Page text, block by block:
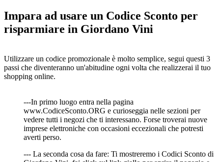
Impara ad usare un Codice Sconto per
risparmiare in Giordano Vini
Utilizzare un codice promozionale è molto semplice, segui questi 3
passi che diventeranno un'abitudine ogni volta che realizzerai il tuo
shopping online.
---In primo luogo entra nella pagina
www.CodiceSconto.ORG e curioseggia nelle sezioni per
vedere tutti i negozi che ti interessano. Forse troverai nuove
imprese elettroniche con occasioni eccezionali che potresti
averti perso.
--- La seconda cosa da fare: Ti mostreremo i Codici Sconto di